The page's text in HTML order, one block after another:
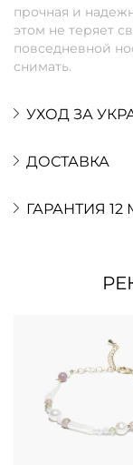
прочная и
этом не теряет
повседневной
снимать.
УХОД ЗА
ДОСТАВКА
ГАРАНТИЯ